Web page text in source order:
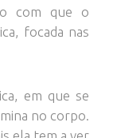
com que o
focada nas
em que se
no corpo.